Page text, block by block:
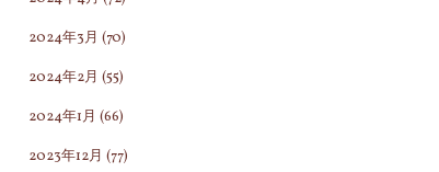
2024年3月 (70)
2024年2月 (55)
2024年1月 (66)
2023年12月 (77)